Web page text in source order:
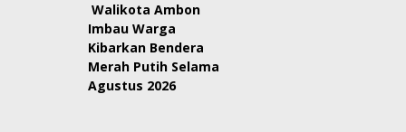
Walikota Ambon
Imbau Warga
Kibarkan Bendera
Merah Putih Selama
Agustus 2026